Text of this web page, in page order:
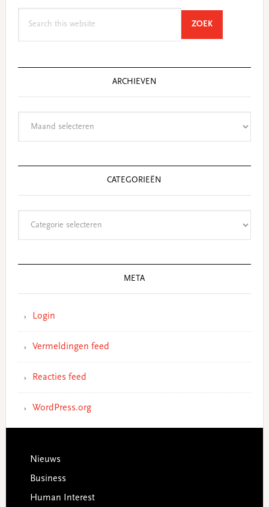
ZOEKSEARCH
ARCHIEVEN
CATEGORIEËN
META
Login
Vermeldingen feed
Reacties feed
WordPress.org
Footer
Nieuws
Business
Human Interest